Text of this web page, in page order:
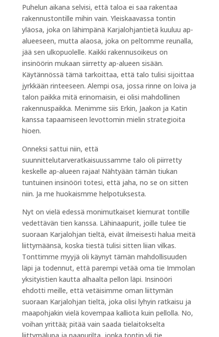
Puhelun aikana selvisi, että taloa ei saa rakentaa
rakennustontille mihin vain. Yleiskaavassa tontin
yläosa, joka on lähimpänä Karjalohjantietä kuuluu ap-
alueeseen, mutta alaosa, joka on peltomme reunalla,
jää sen ulkopuolelle. Kaikki rakennusoikeus on
insinöörin mukaan siirretty ap-alueen sisään.
Käytännössä tämä tarkoittaa, että talo tulisi sijoittaa
jyrkkään rinteeseen. Alempi osa, jossa rinne on loiva ja
talon paikka mitä erinomaisin, ei olisi mahdollinen
rakennuspaikka. Menimme siis Erkin, Jaakon ja Katin
kanssa tapaamiseen levottomin mielin strategioita
hioen.
Onneksi sattui niin, että
suunnittelutarveratkaisuussamme talo oli piirretty
keskelle ap-alueen rajaa! Nähtyään tämän tiukan
tuntuinen insinööri totesi, että jaha, no se on sitten
niin. Ja me huokaismme helpotuksesta.
Nyt on vielä edessä monimutkaiset kiemurat tontille
vedettävän tien kanssa. Lähinaapurit, joille tulee tie
suoraan Karjalohjan tieltä, eivät ilmeisesti halua meitä
liittymäänsä, koska tiestä tulisi sitten liian vilkas.
Tonttimme myyjä oli käynyt tämän mahdollisuuden
läpi ja todennut, että parempi vetää oma tie Immolan
yksityistien kautta alhaalta pellon läpi. Insinööri
ehdotti meille, että vetäisimme oman liittymän
suoraan Karjalohjan tieltä, joka olisi lyhyin ratkaisu ja
maapohjakin vielä kovempaa kalliota kuin pellolla. No,
voihan yrittää; pitää vain saada tielaitokselta